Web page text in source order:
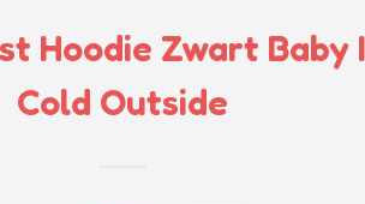
Hoodie Zwart Baby
Cold Outside